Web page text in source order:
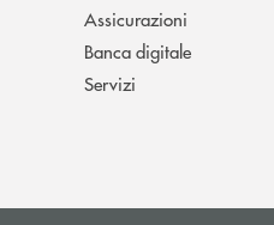
Assicurazioni
Banca digitale
Servizi